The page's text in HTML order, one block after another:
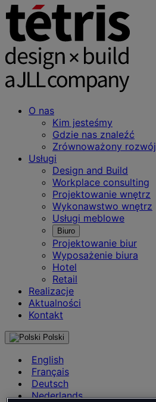
O nas
Kim jesteśmy
Gdzie nas znaleźć
Zrównoważony rozwój
Usługi
Design and Build
Workplace consulting
Projektowanie wnętrz
Wykonawstwo wnętrz
Usługi meblowe
Biuro
Projektowanie biur
Wyposażenie biura
Hotel
Retail
Realizacje
Aktualności
Kontakt
Polski
English
Français
Deutsch
Nederlands